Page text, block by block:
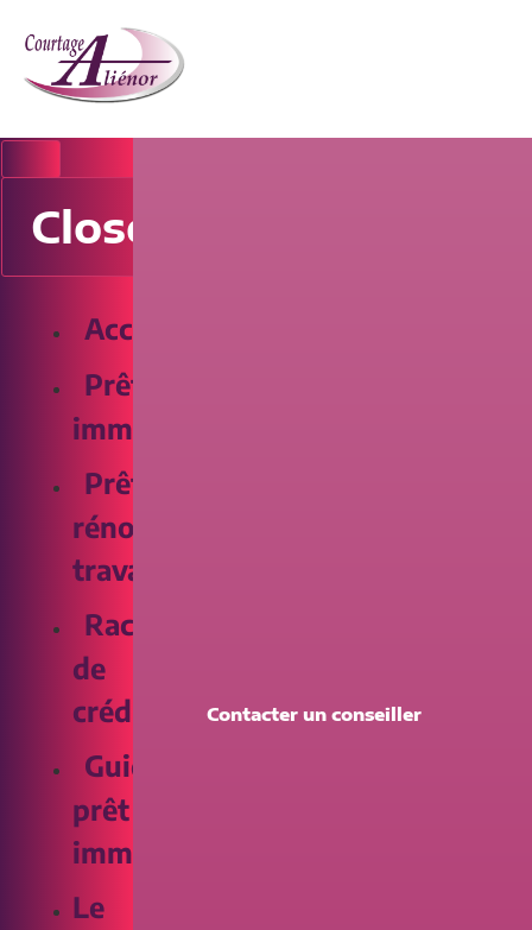
Close
Accueil
Prêt
immobilier
Prêt
rénovation
travaux
Rachats
de
crédits
Guide
prêt
immobilier
Le
Contacter un conseiller